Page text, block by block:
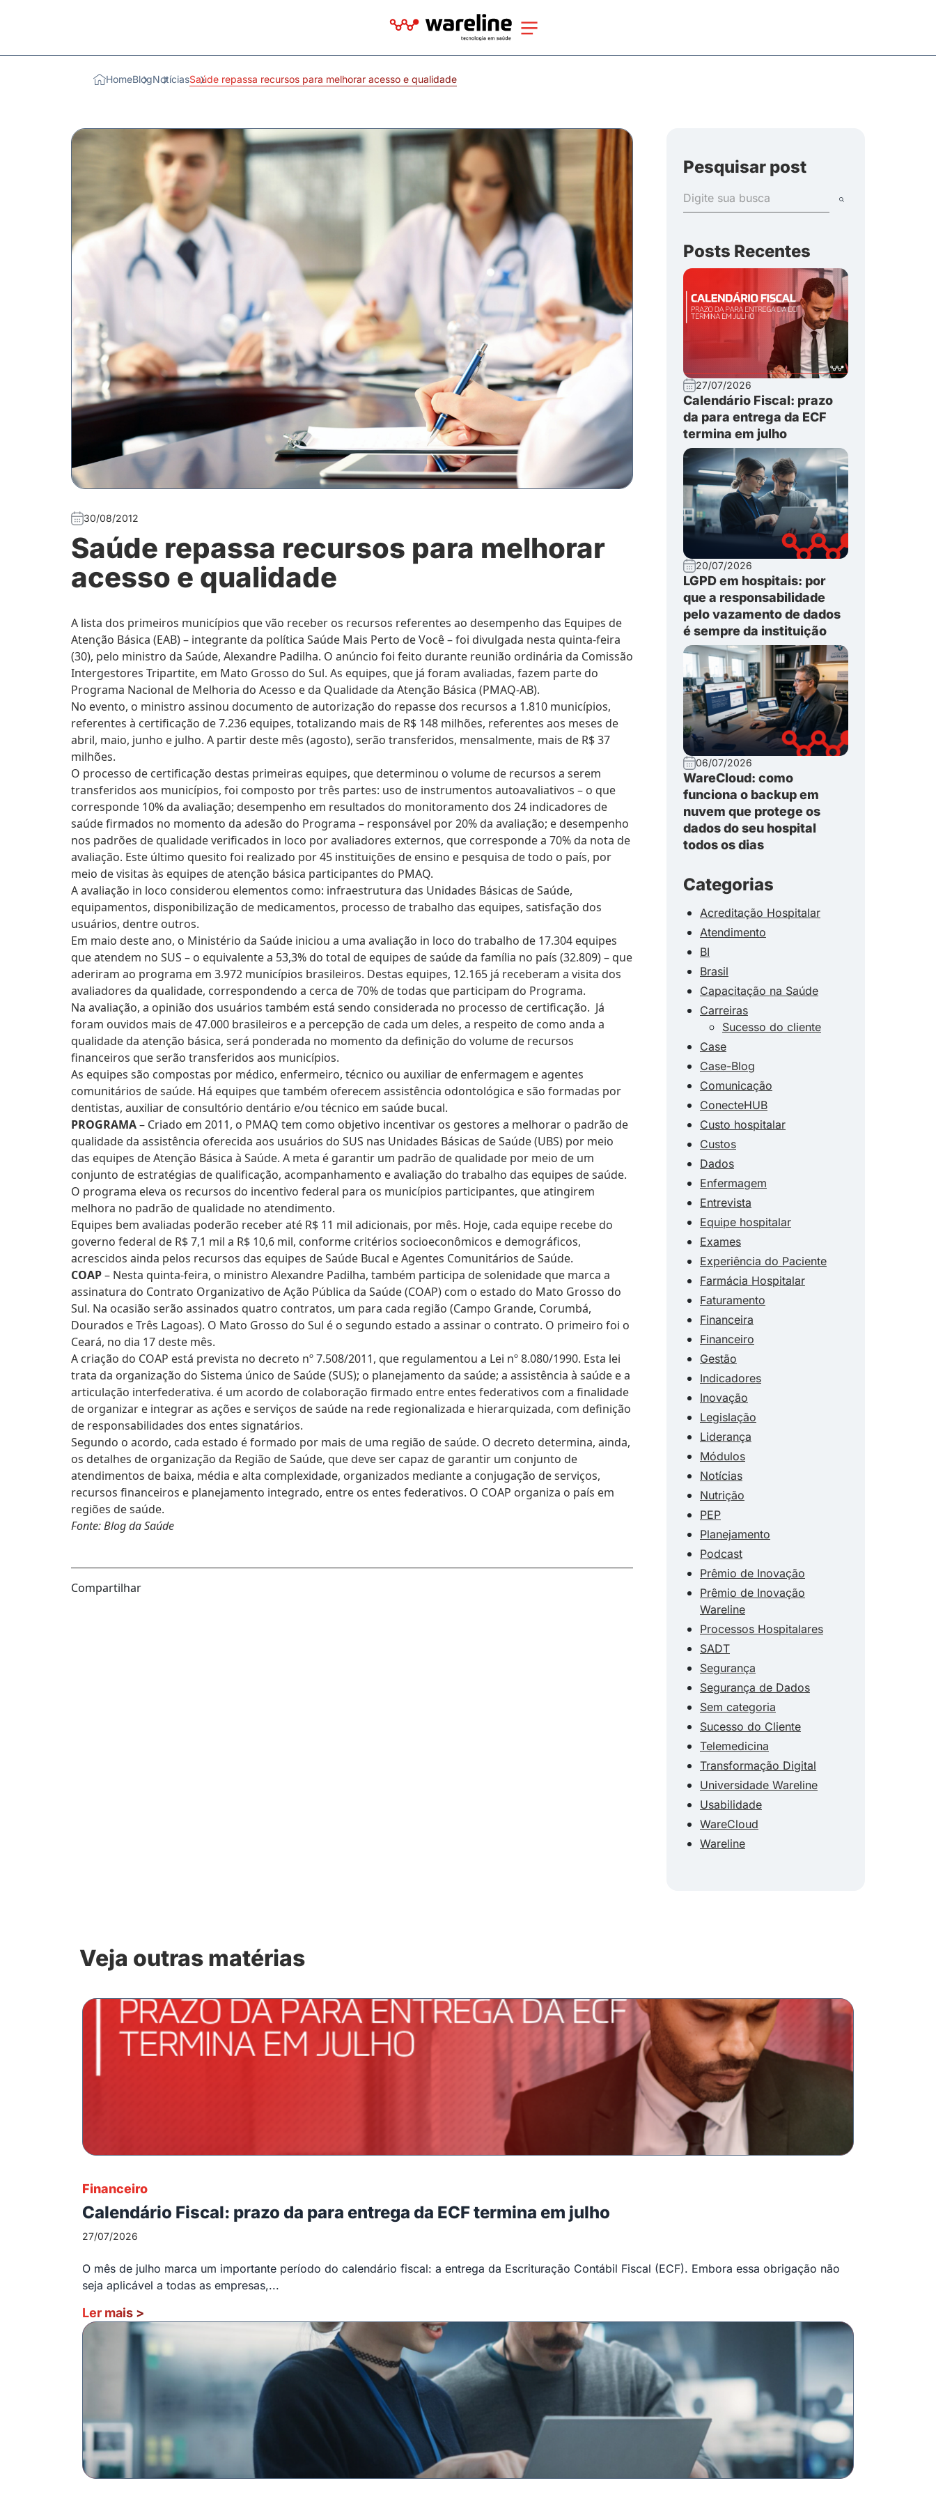
HomeBlogNotíciasSaúde repassa recursos para melhorar acesso e qualidade
30/08/2012
Saúde repassa recursos para melhorar
acesso e qualidade
A lista dos primeiros municípios que vão receber os recursos referentes ao desempenho das Equipes de
Atenção Básica (EAB) – integrante da política Saúde Mais Perto de Você – foi divulgada nesta quinta-feira
(30), pelo ministro da Saúde, Alexandre Padilha. O anúncio foi feito durante reunião ordinária da Comissão
Intergestores Tripartite, em Mato Grosso do Sul. As equipes, que já foram avaliadas, fazem parte do
Programa Nacional de Melhoria do Acesso e da Qualidade da Atenção Básica (PMAQ-AB).
No evento, o ministro assinou documento de autorização do repasse dos recursos a 1.810 municípios,
referentes à certificação de 7.236 equipes, totalizando mais de R$ 148 milhões, referentes aos meses de
abril, maio, junho e julho. A partir deste mês (agosto), serão transferidos, mensalmente, mais de R$ 37
milhões.
O processo de certificação destas primeiras equipes, que determinou o volume de recursos a serem
transferidos aos municípios, foi composto por três partes: uso de instrumentos autoavaliativos – o que
corresponde 10% da avaliação; desempenho em resultados do monitoramento dos 24 indicadores de
saúde firmados no momento da adesão do Programa – responsável por 20% da avaliação; e desempenho
nos padrões de qualidade verificados in loco por avaliadores externos, que corresponde a 70% da nota de
avaliação. Este último quesito foi realizado por 45 instituições de ensino e pesquisa de todo o país, por
meio de visitas às equipes de atenção básica participantes do PMAQ.
A avaliação in loco considerou elementos como: infraestrutura das Unidades Básicas de Saúde,
equipamentos, disponibilização de medicamentos, processo de trabalho das equipes, satisfação dos
usuários, dentre outros.
Em maio deste ano, o Ministério da Saúde iniciou a uma avaliação in loco do trabalho de 17.304 equipes
que atendem no SUS – o equivalente a 53,3% do total de equipes de saúde da família no país (32.809) – que
aderiram ao programa em 3.972 municípios brasileiros. Destas equipes, 12.165 já receberam a visita dos
avaliadores da qualidade, correspondendo a cerca de 70% de todas que participam do Programa.
Na avaliação, a opinião dos usuários também está sendo considerada no processo de certificação. Já
foram ouvidos mais de 47.000 brasileiros e a percepção de cada um deles, a respeito de como anda a
qualidade da atenção básica, será ponderada no momento da definição do volume de recursos
financeiros que serão transferidos aos municípios.
As equipes são compostas por médico, enfermeiro, técnico ou auxiliar de enfermagem e agentes
comunitários de saúde. Há equipes que também oferecem assistência odontológica e são formadas por
dentistas, auxiliar de consultório dentário e/ou técnico em saúde bucal.
PROGRAMA– Criado em 2011, o PMAQ tem como objetivo incentivar os gestores a melhorar o padrão de
qualidade da assistência oferecida aos usuários do SUS nas Unidades Básicas de Saúde (UBS) por meio
das equipes de Atenção Básica à Saúde. A meta é garantir um padrão de qualidade por meio de um
conjunto de estratégias de qualificação, acompanhamento e avaliação do trabalho das equipes de saúde.
O programa eleva os recursos do incentivo federal para os municípios participantes, que atingirem
melhora no padrão de qualidade no atendimento.
Equipes bem avaliadas poderão receber até R$ 11 mil adicionais, por mês. Hoje, cada equipe recebe do
governo federal de R$ 7,1 mil a R$ 10,6 mil, conforme critérios socioeconômicos e demográficos,
acrescidos ainda pelos recursos das equipes de Saúde Bucal e Agentes Comunitários de Saúde.
COAP– Nesta quinta-feira, o ministro Alexandre Padilha, também participa de solenidade que marca a
assinatura do Contrato Organizativo de Ação Pública da Saúde (COAP) com o estado do Mato Grosso do
Sul. Na ocasião serão assinados quatro contratos, um para cada região (Campo Grande, Corumbá,
Dourados e Três Lagoas). O Mato Grosso do Sul é o segundo estado a assinar o contrato. O primeiro foi o
Ceará, no dia 17 deste mês.
A criação do COAP está prevista no decreto nº 7.508/2011, que regulamentou a Lei nº 8.080/1990. Esta lei
trata da organização do Sistema único de Saúde (SUS); o planejamento da saúde; a assistência à saúde e a
articulação interfederativa. é um acordo de colaboração firmado entre entes federativos com a finalidade
de organizar e integrar as ações e serviços de saúde na rede regionalizada e hierarquizada, com definição
de responsabilidades dos entes signatários.
Segundo o acordo, cada estado é formado por mais de uma região de saúde. O decreto determina, ainda,
os detalhes de organização da Região de Saúde, que deve ser capaz de garantir um conjunto de
atendimentos de baixa, média e alta complexidade, organizados mediante a conjugação de serviços,
recursos financeiros e planejamento integrado, entre os entes federativos. O COAP organiza o país em
regiões de saúde.
Fonte: Blog da Saúde
Compartilhar
Pesquisar post
Posts Recentes
27/07/2026
Calendário Fiscal: prazo
da para entrega da ECF
termina em julho
20/07/2026
LGPD em hospitais: por
que a responsabilidade
pelo vazamento de dados
é sempre da instituição
06/07/2026
WareCloud: como
funciona o backup em
nuvem que protege os
dados do seu hospital
todos os dias
Categorias
Acreditação Hospitalar
Atendimento
BI
Brasil
Capacitação na Saúde
Carreiras
Sucesso do cliente
Case
Case-Blog
Comunicação
ConecteHUB
Custo hospitalar
Custos
Dados
Enfermagem
Entrevista
Equipe hospitalar
Exames
Experiência do Paciente
Farmácia Hospitalar
Faturamento
Financeira
Financeiro
Gestão
Indicadores
Inovação
Legislação
Liderança
Módulos
Notícias
Nutrição
PEP
Planejamento
Podcast
Prêmio de Inovação
Prêmio de Inovação
Wareline
Processos Hospitalares
SADT
Segurança
Segurança de Dados
Sem categoria
Sucesso do Cliente
Telemedicina
Transformação Digital
Universidade Wareline
Usabilidade
WareCloud
Wareline
Veja outras matérias
Financeiro
Calendário Fiscal: prazo da para entrega da ECF termina em julho
27/07/2026
O mês de julho marca um importante período do calendário fiscal: a entrega da Escrituração Contábil Fiscal (ECF). Embora essa obrigação não
seja aplicável a todas as empresas,...
Ler mais >